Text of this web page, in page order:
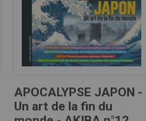
APOCALYPSE JAPON -
Un art de la fin du